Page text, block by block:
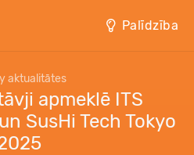
Palīdzība
aktualitātes
apmeklē ITS
SusHi Tech Tokyo